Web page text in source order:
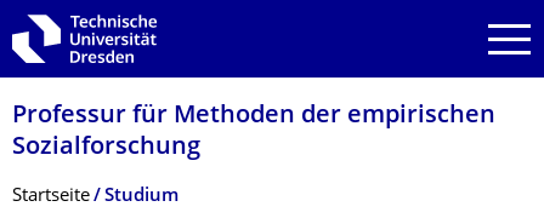
Zur Hauptnavigation springen
Zur Suche springen
Zum Inhalt springen
Professur für Methoden der empirischen
Sozialforschung
Breadcrumb-Menü
Startseite Studium